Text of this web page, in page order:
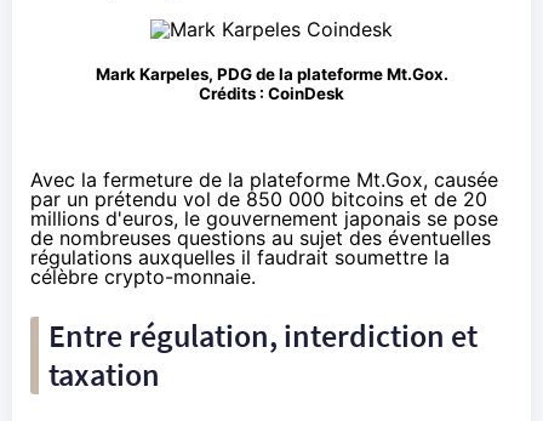
Mark Karpeles, PDG de la plateforme Mt.Gox.
Crédits : CoinDesk
Avec la fermeture de la plateforme Mt.Gox, causée
par un prétendu vol de 850 000 bitcoins et de 20
millions d'euros, le gouvernement japonais se pose
de nombreuses questions au sujet des éventuelles
régulations auxquelles il faudrait soumettre la
célèbre crypto-monnaie.
Entre régulation, interdiction et
taxation